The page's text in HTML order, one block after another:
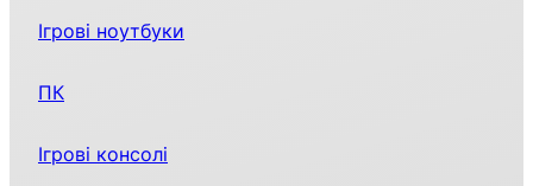
Ігрові ноутбуки
ПК
Ігрові консолі